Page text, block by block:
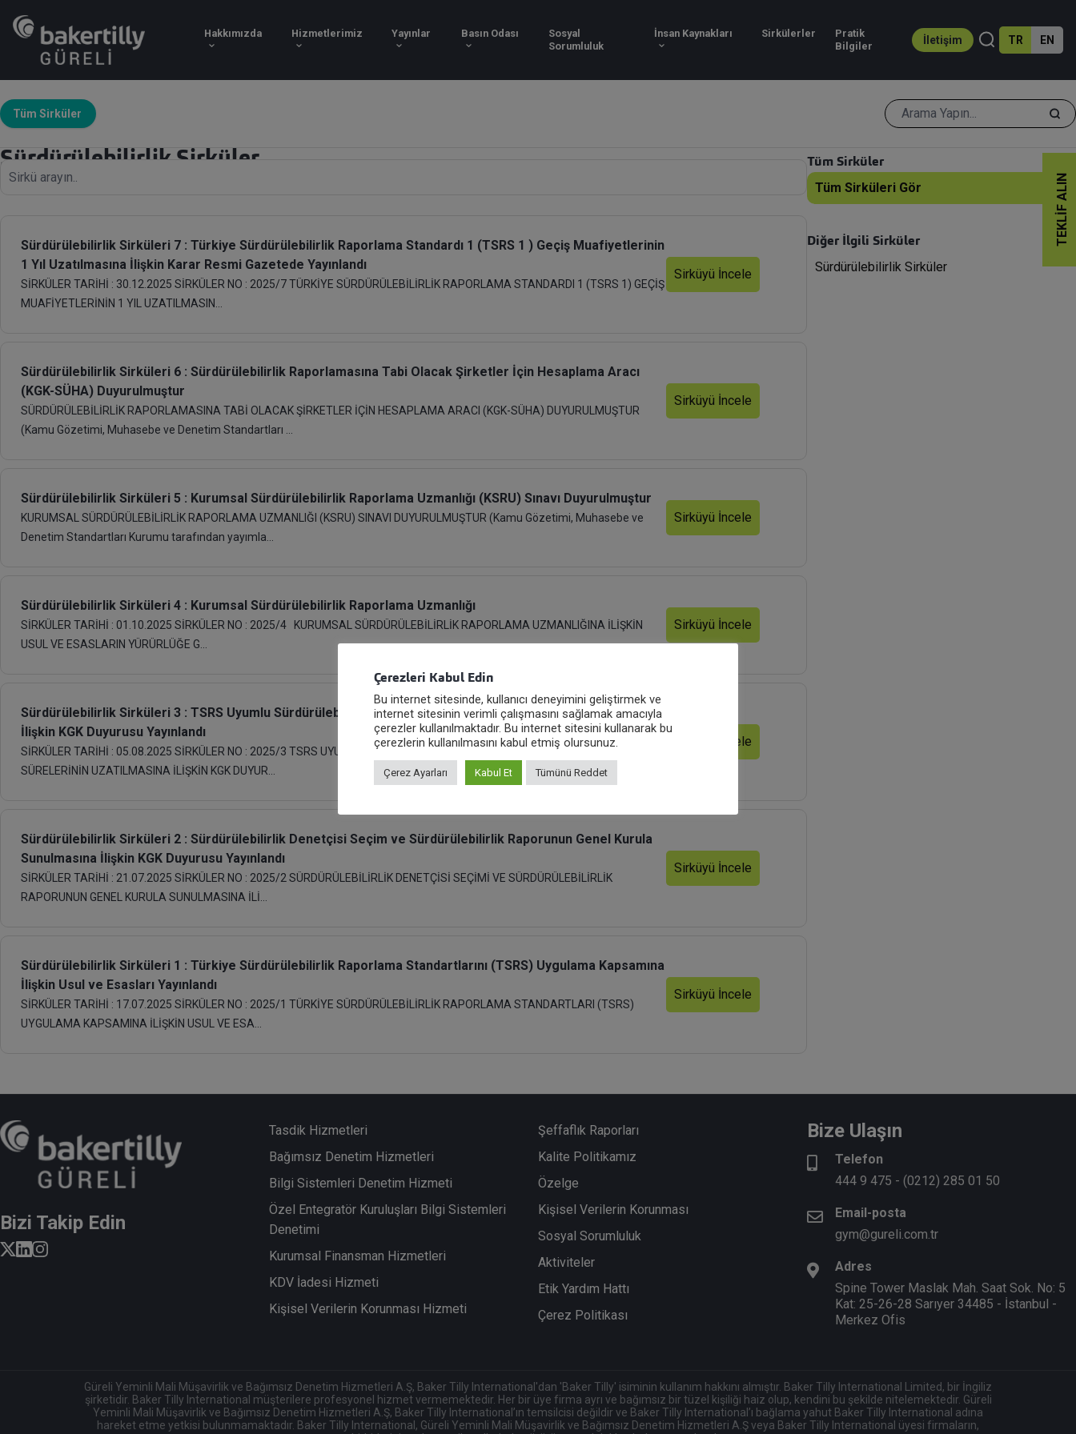
TEKLIF ALIN
Hakkımızda Hizmetlerimiz Yayınlar Basın Odası
Sosyal
İnsan Kaynakları Sirkülerler
İletişim TR EN
Tüm Sirküler
Sürdürülebilirlik Sirküler
Sürdürülebilirlik Sirküleri 7 : Türkiye Sürdürülebilirlik Raporlama Standardı 1 (TSRS 1 ) Geçiş Muafiyetlerinin
1 Yıl Uzatılmasına İlişkin Karar Resmi Gazetede Yayınlandı
SİRKÜLER TARİHİ : 30.12.2025 SİRKÜLER NO : 2025/7 TÜRKİYE SÜRDÜRÜLEBİLİRLİK RAPORLAMA STANDARDI 1 (TSRS 1) GEÇİŞ
MUAFİYETLERİNİN 1 YIL UZATILMASIN...
Sirküyü İncele
Sürdürülebilirlik Sirküleri 6 : Sürdürülebilirlik Raporlamasına Tabi Olacak Şirketler İçin Hesaplama Aracı
(KGK-SÜHA) Duyurulmuştur
SÜRDÜRÜLEBİLİRLİK RAPORLAMASINA TABİ OLACAK ŞİRKETLER İÇİN HESAPLAMA ARACI (KGK-SÜHA) DUYURULMUŞTUR
(Kamu Gözetimi, Muhasebe ve Denetim Standartları ...
Sirküyü İncele
Sürdürülebilirlik Sirküleri 5 : Kurumsal Sürdürülebilirlik Raporlama Uzmanlığı (KSRU) Sınavı Duyurulmuştur
KURUMSAL SÜRDÜRÜLEBİLİRLİK RAPORLAMA UZMANLIĞI (KSRU) SINAVI DUYURULMUŞTUR (Kamu Gözetimi, Muhasebe ve
Denetim Standartları Kurumu tarafından yayımla...
Sirküyü İncele
Sürdürülebilirlik Sirküleri 4 : Kurumsal Sürdürülebilirlik Raporlama Uzmanlığı
SİRKÜLER TARİHİ : 01.10.2025 SİRKÜLER NO : 2025/4 KURUMSAL SÜRDÜRÜLEBİLİRLİK RAPORLAMA UZMANLIĞINA İLİŞKİN
USUL VE ESASLARIN YÜRÜRLÜĞE G...
Sirküyü İncele
Sürdürülebilirlik Sirküleri 3 : TSRS Uyumlu Sürdürülebilirlik Raporlarının Yayınlanma Sürelerinin Uzatılmasına
İlişkin KGK Duyurusu Yayınlandı
SİRKÜLER TARİHİ : 05.08.2025 SİRKÜLER NO : 2025/3 TSRS UYUMLU SÜRDÜRÜLEBİLİRLİK RAPORLARININ YAYINLANMA
SÜRELERİNİN UZATILMASINA İLİŞKİN KGK DUYUR...
Sirküyü İncele
Sürdürülebilirlik Sirküleri 2 : Sürdürülebilirlik Denetçisi Seçim ve Sürdürülebilirlik Raporunun Genel Kurula
Sunulmasına İlişkin KGK Duyurusu Yayınlandı
SİRKÜLER TARİHİ : 21.07.2025 SİRKÜLER NO : 2025/2 SÜRDÜRÜLEBİLİRLİK DENETÇİSİ SEÇİMİ VE SÜRDÜRÜLEBİLİRLİK
RAPORUNUN GENEL KURULA SUNULMASINA İLİ...
Sirküyü İncele
Sürdürülebilirlik Sirküleri 1 : Türkiye Sürdürülebilirlik Raporlama Standartlarını (TSRS) Uygulama Kapsamına
İlişkin Usul ve Esasları Yayınlandı
SİRKÜLER TARİHİ : 17.07.2025 SİRKÜLER NO : 2025/1 TÜRKİYE SÜRDÜRÜLEBİLİRLİK RAPORLAMA STANDARTLARI (TSRS)
UYGULAMA KAPSAMINA İLİŞKİN USUL VE ESA...
Sirküyü İncele
Tüm Sirküler
Tüm Sirküleri Gör
Diğer İlgili Sirküler
Sürdürülebilirlik Sirküler
Bizi Takip Edin
Tasdik Hizmetleri
Bağımsız Denetim Hizmetleri
Bilgi Sistemleri Denetim Hizmeti
Özel Entegratör Kuruluşları Bilgi Sistemleri
Denetimi
Kurumsal Finansman Hizmetleri
KDV İadesi Hizmeti
Kişisel Verilerin Korunması Hizmeti
Şeffaflık Raporları
Kalite Politikamız
Özelge
Kişisel Verilerin Korunması
Sosyal Sorumluluk
Aktiviteler
Etik Yardım Hattı
Çerez Politikası
Bize Ulaşın
Telefon
444 9 475 - (0212) 285 01 50
Email-posta
gym@gureli.com.tr
Adres
Spine Tower Maslak Mah. Saat Sok. No: 5
Kat: 25-26-28 Sarıyer 34485 - İstanbul -
Merkez Ofis
Güreli Yeminli Mali Müşavirlik ve Bağımsız Denetim Hizmetleri A.Ş, Baker Tilly International'dan 'Baker Tilly' isiminin kullanım hakkını almıştır. Baker Tilly International Limited, bir İngiliz
şirketidir. Baker Tilly International müşterilere profesyonel hizmet vermemektedir. Her bir üye firma ayrı ve bağımsız bir tüzel kişiliği haiz olup, kendini bu şekilde nitelemektedir. Güreli
Yeminli Mali Müşavirlik ve Bağımsız Denetim Hizmetleri A.Ş, Baker Tilly International’ın temsilcisi değildir ve Baker Tilly International’ı bağlama yahut Baker Tilly International adına
hareket etme yetkisi bulunmamaktadır. Baker Tilly International, Güreli Yeminli Mali Müşavirlik ve Bağımsız Denetim Hizmetleri A.Ş veya Baker Tilly International üyesi firmaların,
Çerezleri Kabul Edin
Bu internet sitesinde, kullanıcı deneyimini geliştirmek ve
internet sitesinin verimli çalışmasını sağlamak amacıyla
çerezler kullanılmaktadır. Bu internet sitesini kullanarak bu
çerezlerin kullanılmasını kabul etmiş olursunuz.
Çerez Ayarları Kabul Et Tümünü Reddet